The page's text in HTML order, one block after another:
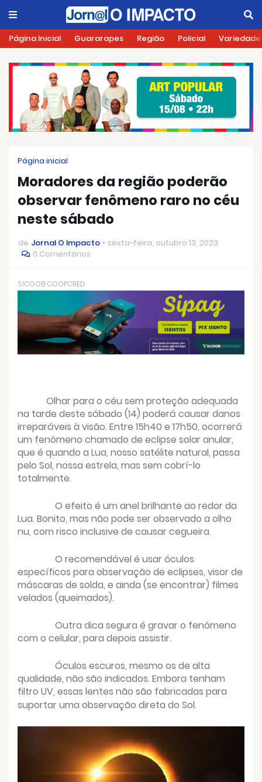
Página Inicial Guararapes Região Policial
Página inicial
Moradores da região poderão
observar fenômeno raro no céu
neste sábado
de Jornal O Impacto
sexta-feira, outubro 13, 2023
0 Comentários
SICOOB COOPCRED
Olhar para o céu sem proteção adequada
na tarde deste sábado (14) poderá causar danos
irreparáveis à visão. Entre 15h40 e 17h50, ocorrerá
um fenômeno chamado de eclipse solar anular,
que é quando a Lua, nosso satélite natural, passa
pelo Sol, nossa estrela, mas sem cobrí-lo
totalmente.
O efeito é um anel brilhante ao redor da
Lua. Bonito, mas não pode ser observado a olho
nu, com risco inclusive de causar cegueira.
O recomendável é usar óculos
específicos para observação de eclipses, visor de
máscaras de solda, e ainda (se encontrar) filmes
velados (queimados).
Outra dica segura é gravar o fenômeno
com o celular, para depois assistir.
Óculos escuros, mesmo os de alta
qualidade, não são indicados. Embora tenham
filtro UV, essas lentes não são fabricadas para
suportar uma observação direta do Sol.